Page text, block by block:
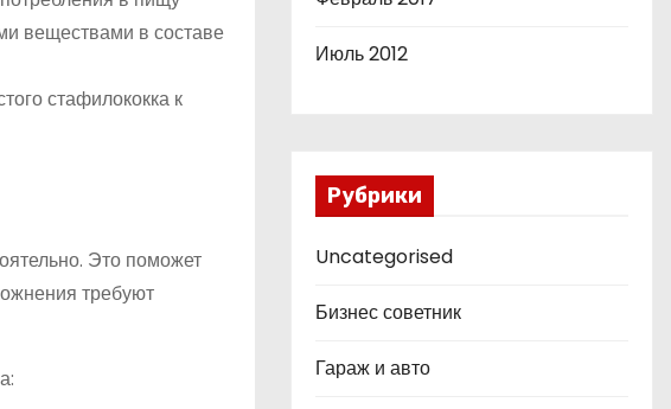
веществами в составе
стафилококка к
Это поможет
требуют
Июль 2012
Рубрики
Uncategorised
Бизнес советник
Гараж и авто